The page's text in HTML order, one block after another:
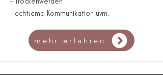
- achtsame Kommunikation uvm.
mehr erfahren